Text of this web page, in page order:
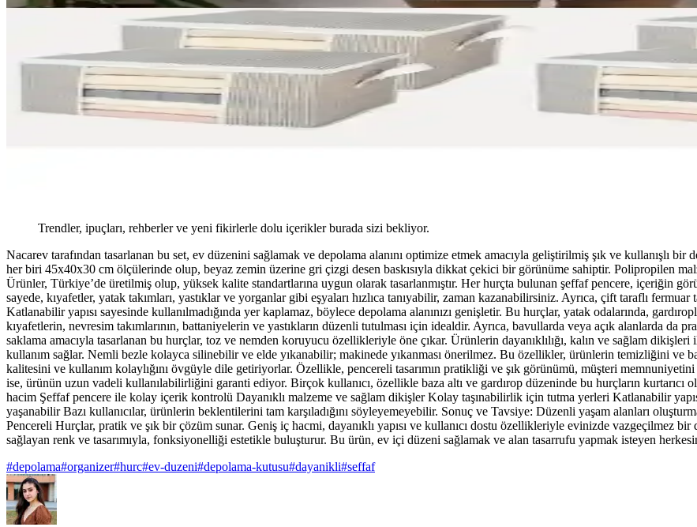
Trendler, ipuçları, rehberler ve yeni fikirlerle dolu içerikler burada sizi bekliyor.
Nacarev tarafından tasarlanan bu set, ev düzenini sağlamak ve depolama alanını optimize etmek amacıyla geliştirilmiş şık ve kullanışlı
her biri 45x40x30 cm ölçülerinde olup, beyaz zemin üzerine gri çizgi desen baskısıyla dikkat çekici bir görünüme sahiptir. Polipropilen
Ürünler, Türkiye’de üretilmiş olup, yüksek kalite standartlarına uygun olarak tasarlanmıştır. Her hurçta bulunan şeffaf pencere, içeriğin
sayede, kıyafetler, yatak takımları, yastıklar ve yorganlar gibi eşyaları hızlıca tanıyabilir, zaman kazanabilirsiniz. Ayrıca, çift taraflı fermuar
Katlanabilir yapısı sayesinde kullanılmadığında yer kaplamaz, böylece depolama alanınızı genişletir. Bu hurçlar, yatak odalarında,
kıyafetlerin, nevresim takımlarının, battaniyelerin ve yastıkların düzenli tutulması için idealdir. Ayrıca, bavullarda veya açık alanlarda da
saklama amacıyla tasarlanan bu hurçlar, toz ve nemden koruyucu özellikleriyle öne çıkar. Ürünlerin dayanıklılığı, kalın ve sağlam
kullanım sağlar. Nemli bezle kolayca silinebilir ve elde yıkanabilir; makinede yıkanması önerilmez. Bu özellikler, ürünlerin temizliğini ve
kalitesini ve kullanım kolaylığını övgüyle dile getiriyorlar. Özellikle, pencereli tasarımın pratikliği ve şık görünümü, müşteri
ise, ürünün uzun vadeli kullanılabilirliğini garanti ediyor. Birçok kullanıcı, özellikle baza altı ve gardırop düzeninde bu hurçların kurtarıcı
hacim Şeffaf pencere ile kolay içerik kontrolü Dayanıklı malzeme ve sağlam dikişler Kolay taşınabilirlik için tutma yerleri Katlanabilir
yaşanabilir Bazı kullanıcılar, ürünlerin beklentilerini tam karşıladığını söyleyemeyebilir. Sonuç ve Tavsiye: Düzenli yaşam alanları
Pencereli Hurçlar, pratik ve şık bir çözüm sunar. Geniş iç hacmi, dayanıklı yapısı ve kullanıcı dostu özellikleriyle evinizde vazgeçilmez bir
sağlayan renk ve tasarımıyla, fonksiyonelliği estetikle buluşturur. Bu ürün, ev içi düzeni sağlamak ve alan tasarrufu yapmak isteyen
#depolama#organizer#hurc#ev-duzeni#depolama-kutusu#dayanikli#seffaf